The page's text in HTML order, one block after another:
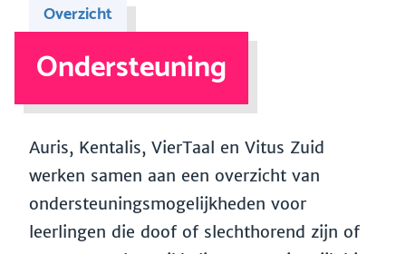
Overzicht
Ondersteuning
Auris, Kentalis, VierTaal en Vitus Zuid
werken samen aan een overzicht van
ondersteuningsmogelijkheden voor
leerlingen die doof of slechthorend zijn of